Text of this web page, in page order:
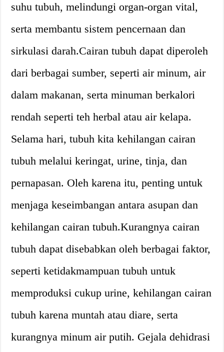
suhu tubuh, melindungi organ-organ vital,
serta membantu sistem pencernaan dan
sirkulasi darah.Cairan tubuh dapat diperoleh
dari berbagai sumber, seperti air minum, air
dalam makanan, serta minuman berkalori
rendah seperti teh herbal atau air kelapa.
Selama hari, tubuh kita kehilangan cairan
tubuh melalui keringat, urine, tinja, dan
pernapasan. Oleh karena itu, penting untuk
menjaga keseimbangan antara asupan dan
kehilangan cairan tubuh.Kurangnya cairan
tubuh dapat disebabkan oleh berbagai faktor,
seperti ketidakmampuan tubuh untuk
memproduksi cukup urine, kehilangan cairan
tubuh karena muntah atau diare, serta
kurangnya minum air putih. Gejala dehidrasi